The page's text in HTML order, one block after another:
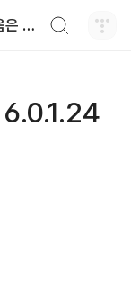
💗지금 이 순간, 나의 아름다움은 가장 빛난다!